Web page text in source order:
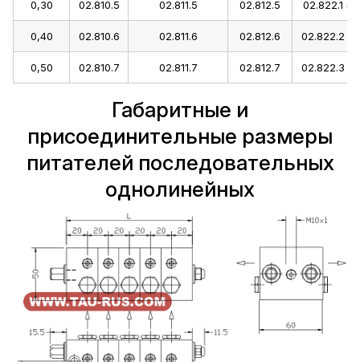
0,30 02.810.5 02.811.5 02.812.5 02.822.1
0,40 02.810.6 02.811.6 02.812.6 02.822.2
0,50 02.810.7 02.811.7 02.812.7 02.822.3
Габаритные и
присоединительные размеры
питателей последовательных
однолинейных